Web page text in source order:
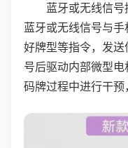
蓝牙或无线信
蓝牙或无线信号与
好牌型等指令，发
号后驱动内部微型电
码牌过程中进行干预